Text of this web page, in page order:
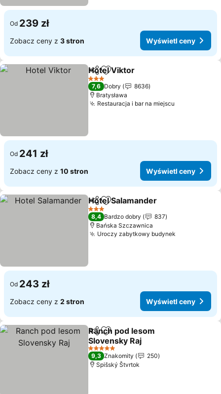
Od 239 zł
Zobacz ceny z 3 stron Wyświetl ceny
Udostępnij
Dodaj do ulubionych
Hotel Viktor
3 Kategoria
7,6 Dobry
8636
Bratysława
Restauracja i bar na miejscu
Od 241 zł
Zobacz ceny z 10 stron Wyświetl ceny
Udostępnij
Dodaj do ulubionych
Hotel Salamander
3 Kategoria
8,4 Bardzo dobry
837
Bańska Szczawnica
Uroczy zabytkowy budynek
Od 243 zł
Zobacz ceny z 2 stron Wyświetl ceny
Udostępnij
Dodaj do ulubionych
Ranch pod lesom
Slovensky Raj
5 Kategoria
9,3 Znakomity
250
Spišský Štvrtok